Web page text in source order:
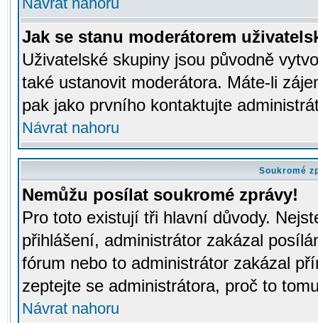
Jak se stanu moderátorem
Uživatelské skupiny jsou původně
také ustanovit moderátora. Máte-li
pak jako prvního kontaktujte
Návrat nahoru
Soukromé
Nemůžu posílat soukromé zprávy!
Pro toto existují tři hlavní důvody.
přihlášení, administrátor zakázal
fórum nebo to administrátor zakázal
zeptejte se administrátora, proč to
Návrat nahoru